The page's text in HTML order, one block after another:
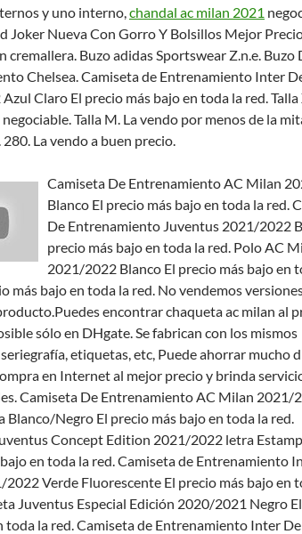
y uno interno,chandal ac milan 2021
Joker Nueva Con Gorro Y Bolsillos Mejor
cremallera. Buzo adidas Sportswear Z.n.e. Buzo
Chelsea. Camiseta de Entrenamiento Inter
Claro El precio más bajo en toda la red. Talla
Talla M. La vendo por menos de la
La vendo a buen precio.
Camiseta De Entrenamiento AC Milan
Blanco El precio más bajo en toda la red.
De Entrenamiento Juventus 2021/2022
precio más bajo en toda la red. Polo AC
2021/2022 Blanco El precio más bajo en
más bajo en toda la red. No vendemos
encontrar chaqueta ac milan al
sólo en DHgate. Se fabrican con los mismos
etiquetas, etc, Puede ahorrar mucho
en Internet al mejor precio y brinda
Camiseta De Entrenamiento AC Milan 2021/
Blanco/Negro El precio más bajo en toda la red.
Concept Edition 2021/2022 letra
en toda la red. Camiseta de Entrenamiento
Verde Fluorescente El precio más bajo en
Juventus Especial Edición 2020/2021 Negro
toda la red. Camiseta de Entrenamiento Inter